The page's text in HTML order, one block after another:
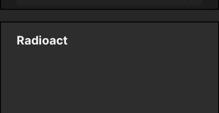
Radioact